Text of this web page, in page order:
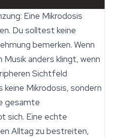
Eine Mikrodosis
Du solltest keine
bemerken. Wenn
anders klingt, wenn
Sichtfeld
Mikrodosis, sondern
gesamte
sich. Eine echte
Alltag zu bestreiten,